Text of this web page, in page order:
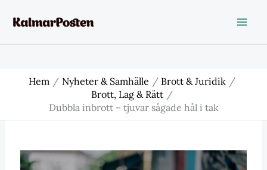
Hem Nyheter & Samhälle
Brott & Juridik
Brott, Lag & Rätt
Dubbla inbrott – tjuvar sågade hål i tak